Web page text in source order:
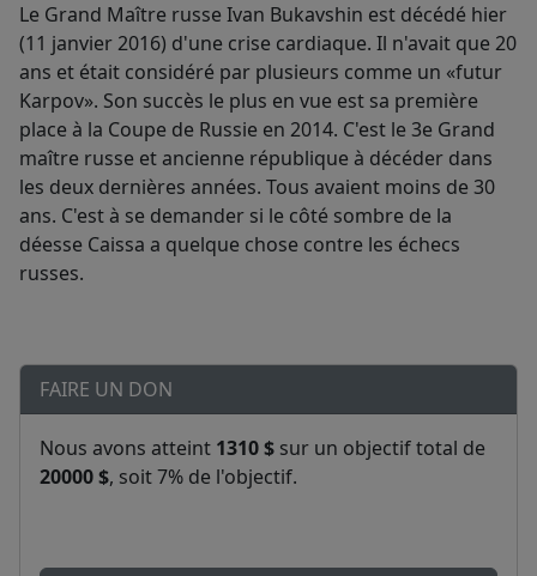
Le Grand Maître russe Ivan Bukavshin est décédé hier
(11 janvier 2016) d'une crise cardiaque. Il n'avait que 20
ans et était considéré par plusieurs comme un «futur
Karpov». Son succès le plus en vue est sa première
place à la Coupe de Russie en 2014. C'est le 3e Grand
maître russe et ancienne république à décéder dans
les deux dernières années. Tous avaient moins de 30
ans. C'est à se demander si le côté sombre de la
déesse Caissa a quelque chose contre les échecs
russes.
FAIRE UN DON
Nous avons atteint 1310 $ sur un objectif total de
20000 $, soit 7% de l'objectif.